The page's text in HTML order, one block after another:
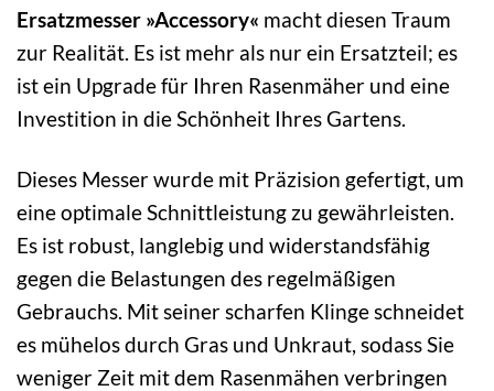
Ersatzmesser »Accessory« macht diesen Traum
zur Realität. Es ist mehr als nur ein Ersatzteil; es
ist ein Upgrade für Ihren Rasenmäher und eine
Investition in die Schönheit Ihres Gartens.
Dieses Messer wurde mit Präzision gefertigt, um
eine optimale Schnittleistung zu gewährleisten.
Es ist robust, langlebig und widerstandsfähig
gegen die Belastungen des regelmäßigen
Gebrauchs. Mit seiner scharfen Klinge schneidet
es mühelos durch Gras und Unkraut, sodass Sie
weniger Zeit mit dem Rasenmähen verbringen